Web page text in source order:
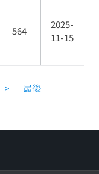
564
2025-
11-15
> 最後